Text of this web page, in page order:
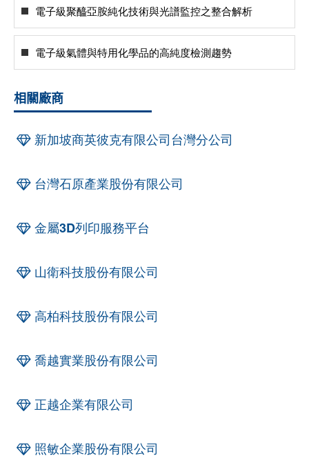
電子級聚醯亞胺純化技術與光譜監控之整合解析
電子級氣體與特用化學品的高純度檢測趨勢
相關廠商
新加坡商英彼克有限公司台灣分公司
台灣石原產業股份有限公司
金屬3D列印服務平台
山衛科技股份有限公司
高柏科技股份有限公司
喬越實業股份有限公司
正越企業有限公司
照敏企業股份有限公司